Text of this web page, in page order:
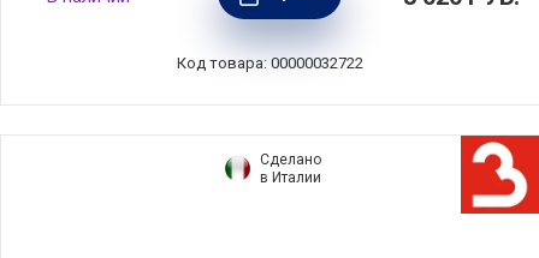
Италия, 806005024
Код товара: 00000032722
Сделано
в Италии